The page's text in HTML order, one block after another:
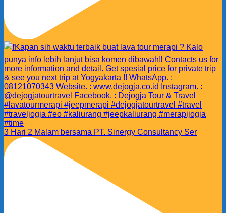
3 Hari 2 Malam bersama PT. Sinergy Consultancy Ser